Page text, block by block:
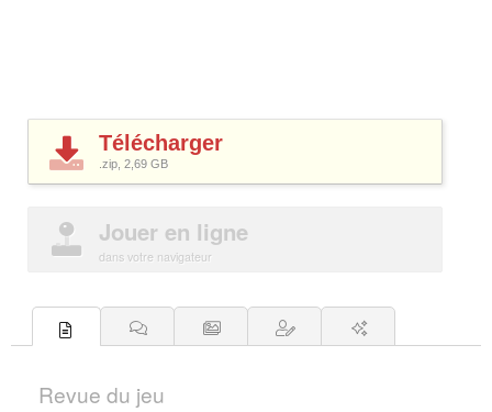
Télécharger
.zip, 2,69 GB
Jouer en ligne
dans votre navigateur
Revue du jeu